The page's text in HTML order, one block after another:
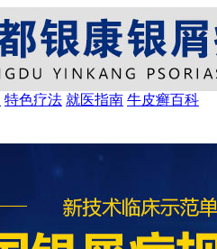
特色疗法 就医指南 牛皮癣百科